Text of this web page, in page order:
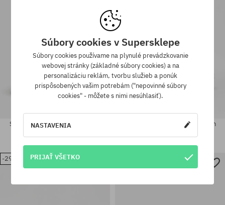
Snowboardové okuliare Dragon
DX3 OTG
Snowboardové okuliare Dragon
-29%
Súbory cookies v Supersklepe
Súbory cookies používame na plynulé prevádzkovanie
webovej stránky (základné súbory cookies) a na
personalizáciu reklám, tvorbu služieb a ponúk
prispôsobených vašim potrebám ("nepovinné súbory
cookies" - môžete s nimi nesúhlasiť).
NASTAVENIA
PRIJAŤ VŠETKO